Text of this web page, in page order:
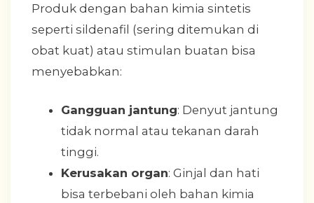
Produk dengan bahan kimia sintetis
seperti sildenafil (sering ditemukan di
obat kuat) atau stimulan buatan bisa
menyebabkan:
Gangguan jantung: Denyut jantung
tidak normal atau tekanan darah
tinggi.
Kerusakan organ: Ginjal dan hati
bisa terbebani oleh bahan kimia